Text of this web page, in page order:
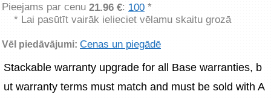
Pieejams par cenu 21.96 €: 100 *
* Lai pasūtīt vairāk ielieciet vēlamu skaitu grozā
Vēl piedāvājumi: Cenas un piegādē
Stackable warranty upgrade for all Base warranties, b
ut warranty terms must match and must be sold with A